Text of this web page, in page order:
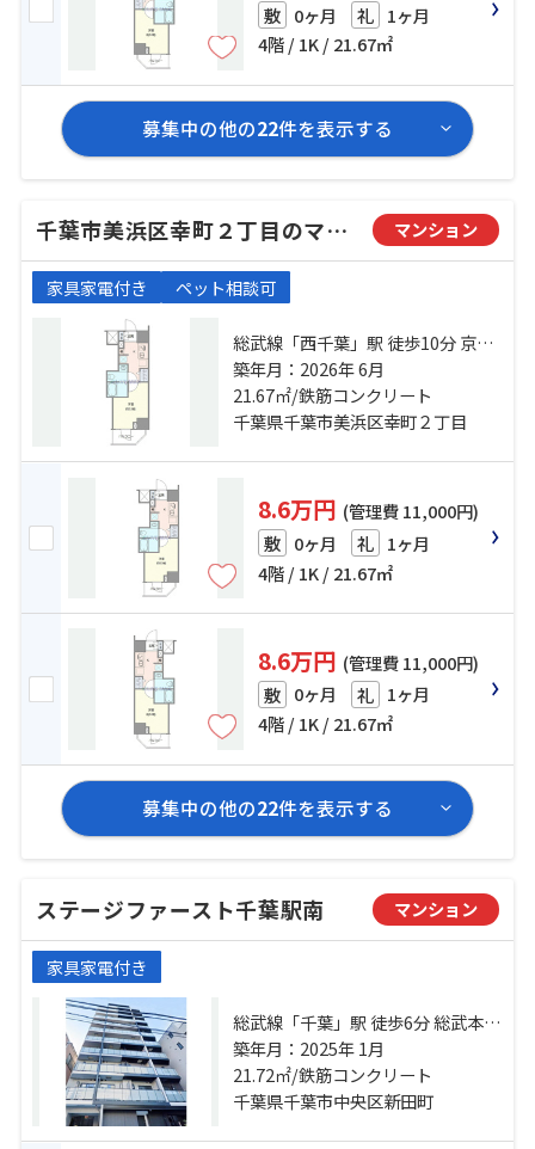
敷 0ヶ月 礼 1ヶ月
4階 / 1K / 21.67㎡
募集中の他の22件を表示する
千葉市美浜区幸町２丁目のマンション マンション
家具家電付き ペット相談可
総武線「西千葉」駅 徒歩10分 京成
千葉線「西登戸」駅 徒歩10分 京成
千葉線「みどり台」駅 徒歩13分
築年月：2026年 6月
21.67㎡/鉄筋コンクリート
千葉県千葉市美浜区幸町２丁目
8.6万円 (管理費 11,000円)
敷 0ヶ月 礼 1ヶ月
4階 / 1K / 21.67㎡
8.6万円 (管理費 11,000円)
敷 0ヶ月 礼 1ヶ月
4階 / 1K / 21.67㎡
募集中の他の22件を表示する
ステージファースト千葉駅南 マンション
家具家電付き
総武線「千葉」駅 徒歩6分 総武本線
「千葉」駅 徒歩6分 京成千葉線「京
成千葉」駅 徒歩6分
築年月：2025年 1月
21.72㎡/鉄筋コンクリート
千葉県千葉市中央区新田町